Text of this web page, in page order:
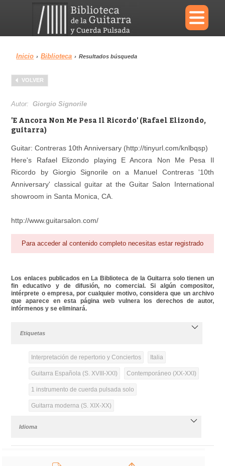
×
Menu
Biblioteca
Reproductor
Inicio › Biblioteca › Resultados búsqueda
VOLVER
Autor:Giorgio Signorile
'E Ancora Non Me Pesa Il Ricordo' (Rafael Elizondo,
guitarra)
Guitar: Contreras 10th Anniversary (http://tinyurl.com/knlbqsp)
Here's Rafael Elizondo playing E Ancora Non Me Pesa Il
Ricordo by Giorgio Signorile on a Manuel Contreras '10th
Anniversary' classical guitar at the Guitar Salon International
showroom in Santa Monica, CA.
http://www.guitarsalon.com/
Para acceder al contenido completo necesitas estar registrado
Los enlaces publicados en La Biblioteca de la Guitarra solo tienen un
fin educativo y de difusión, no comercial. Si algún compositor,
intérprete o empresa, por cualquier motivo, considera que un archivo
que aparece en esta página web vulnera los derechos de autor,
infórmenos y se eliminará.
Etiquetas
Interpretación de repertorio y Conciertos Italia
Guitarra Española (S. XVIII-XXI) Contemporáneo (XX-XXI)
1 instrumento de cuerda pulsada solo
Guitarra moderna (S. XIX-XX)
Idioma